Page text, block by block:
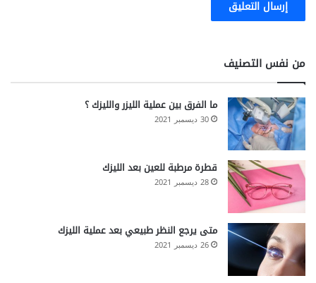
من نفس التصنيف
ما الفرق بين عملية الليزر والليزك ؟
30 ديسمبر 2021
قطرة مرطبة للعين بعد الليزك
28 ديسمبر 2021
متى يرجع النظر طبيعي بعد عملية الليزك
26 ديسمبر 2021